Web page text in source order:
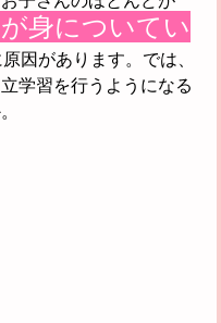
身についてい
因があります。では、
学習を行うようになる